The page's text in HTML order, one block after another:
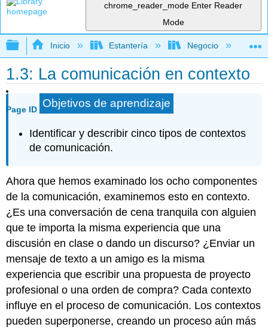
chrome_reader_mode Enter Reader
Mode
Expandir/contraer jerarquía global
Inicio Estantería Negocio
1.3: La comunicación en contexto
Page ID Objetivos de aprendizaje
Identificar y describir cinco tipos de contextos
de comunicación.
Ahora que hemos examinado los ocho componentes
de la comunicación, examinemos esto en contexto.
¿Es una conversación de cena tranquila con alguien
que te importa la misma experiencia que una
discusión en clase o dando un discurso? ¿Enviar un
mensaje de texto a un amigo es la misma
experiencia que escribir una propuesta de proyecto
profesional o una orden de compra? Cada contexto
influye en el proceso de comunicación. Los contextos
pueden superponerse, creando un proceso aún más